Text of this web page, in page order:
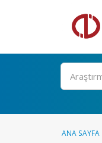
Ara
ANA SAYFA